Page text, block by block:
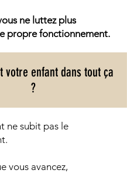
ne luttez plus
propre fonctionnement.
enfant dans tout ça
?
ne subit pas le
vous avancez,